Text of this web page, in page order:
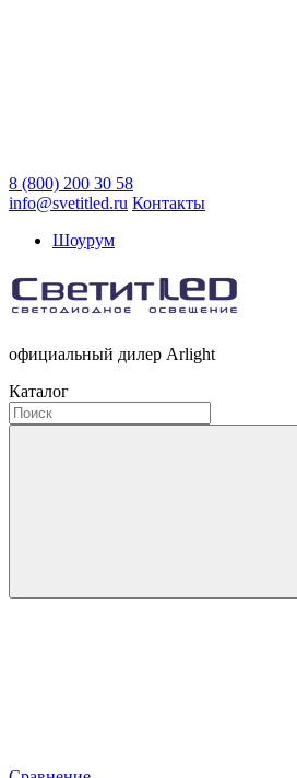
8 (800) 200 30 58
info@svetitled.ru Контакты
Шоурум
официальный дилер Arlight
Каталог